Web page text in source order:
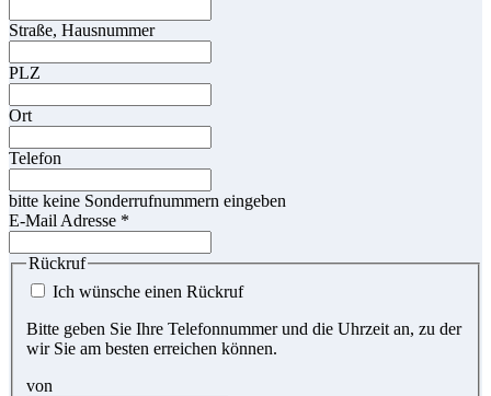
Straße, Hausnummer
PLZ
Ort
Telefon
bitte keine Sonderrufnummern eingeben
E-Mail Adresse *
Rückruf
Ich wünsche einen Rückruf
Bitte geben Sie Ihre Telefonnummer und die Uhrzeit an, zu der
wir Sie am besten erreichen können.
von